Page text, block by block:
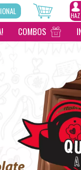
COMBOS